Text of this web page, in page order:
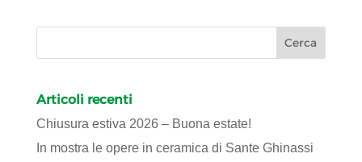
Articoli recenti
Chiusura estiva 2026 – Buona estate!
In mostra le opere in ceramica di Sante Ghinassi